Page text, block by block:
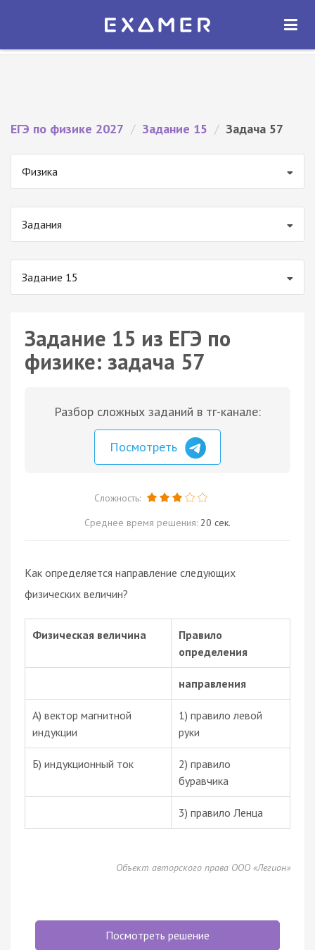
Экзамер — ЕГЭ 2027
ОТКРЫТЬ
ЕГЭ по физике 2027 / Задание 15 / Задача 57
Физика
Задания
Задание 15
Задание 15 из ЕГЭ по
физике: задача 57
Разбор сложных заданий в тг-канале:
Посмотреть
Сложность:
Среднее время решения: 20 сек.
Как определяется направление следующих
физических величин?
Физическая величина
Правило
определения
направления
А) вектор магнитной
индукции
1) правило левой
руки
Б) индукционный ток
2) правило
буравчика
3) правило Ленца
Объект авторского права ООО «Легион»
Посмотреть решение